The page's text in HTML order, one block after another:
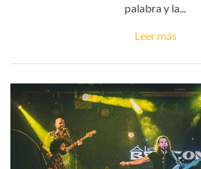
palabra y la...
Leer más